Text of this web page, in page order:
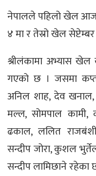
नेपालले पहिलो खेल आज
४ मा र तेस्रो खेल
श्रीलंकामा अभ्यास
गएको छ । जसमा
अनिल शाह, देव
मल्ल, सोमपाल
ढकाल, ललित
सन्दीप जोरा, कुशल
सन्दीप लामिछाने रहेका